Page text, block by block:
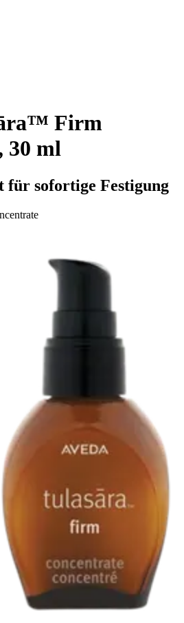
Firm
30 ml
sofortige Festigung